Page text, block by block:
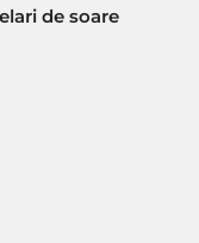
de soare